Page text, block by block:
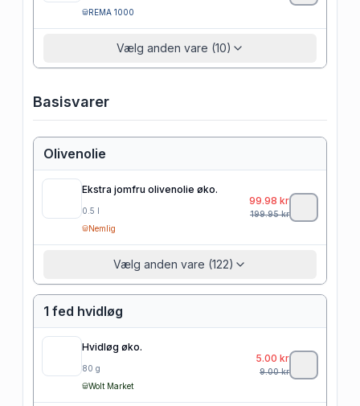
REMA 1000
Vælg anden vare (10)
Basisvarer
Olivenolie
Ekstra jomfru olivenolie øko.
0.5 l
Nemlig
99.98 kr
199.95kr
Vælg anden vare (122)
1 fed hvidløg
Hvidløg øko.
80 g
Wolt Market
5.00 kr
9.00kr